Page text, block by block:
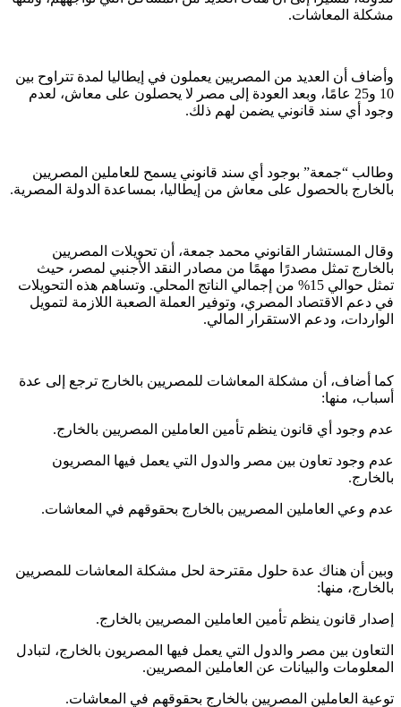
مشكلة المعاشات.
وأضاف أن العديد من المصريين يعملون في إيطاليا لمدة تتراوح بين
10 و25 عامًا، وبعد العودة إلى مصر لا يحصلون على معاش، لعدم
وجود أي سند قانوني يضمن لهم ذلك.
وطالب “جمعة” بوجود أي سند قانوني يسمح للعاملين المصريين
بالخارج بالحصول على معاش من إيطاليا، بمساعدة الدولة المصرية.
وقال المستشار القانوني محمد جمعة، أن تحويلات المصريين
بالخارج تمثل مصدرًا مهمًا من مصادر النقد الأجنبي لمصر، حيث
تمثل حوالي 15% من إجمالي الناتج المحلي. وتساهم هذه التحويلات
في دعم الاقتصاد المصري، وتوفير العملة الصعبة اللازمة لتمويل
الواردات، ودعم الاستقرار المالي.
كما أضاف، أن مشكلة المعاشات للمصريين بالخارج ترجع إلى عدة
أسباب، منها:
عدم وجود أي قانون ينظم تأمين العاملين المصريين بالخارج.
عدم وجود تعاون بين مصر والدول التي يعمل فيها المصريون
بالخارج.
عدم وعي العاملين المصريين بالخارج بحقوقهم في المعاشات.
وبين أن هناك عدة حلول مقترحة لحل مشكلة المعاشات للمصريين
بالخارج، منها:
إصدار قانون ينظم تأمين العاملين المصريين بالخارج.
التعاون بين مصر والدول التي يعمل فيها المصريون بالخارج، لتبادل
المعلومات والبيانات عن العاملين المصريين.
توعية العاملين المصريين بالخارج بحقوقهم في المعاشات.